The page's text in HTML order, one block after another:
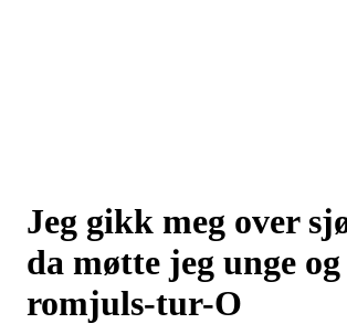
Jeg gikk meg over
da møtte jeg unge
romjuls-tur-O